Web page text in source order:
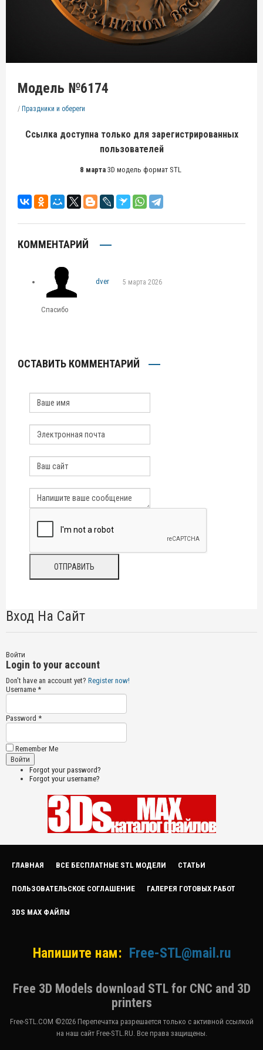
Модель №6174
/ Праздники и обереги
Ссылка доступна только для зарегистрированных
пользователей
8 марта 3D модель формат STL
КОММЕНТАРИЙ
dver 5 марта 2026
Спасибо
ОСТАВИТЬ КОММЕНТАРИЙ
Вход На Сайт
Войти
Login to your account
Don't have an account yet? Register now!
Username *
Password *
Remember Me
Forgot your password?
Forgot your username?
ГЛАВНАЯ ВСЕ БЕСПЛАТНЫЕ STL МОДЕЛИ СТАТЬИ
ПОЛЬЗОВАТЕЛЬСКОЕ СОГЛАШЕНИЕ ГАЛЕРЕЯ ГОТОВЫХ РАБОТ
3DS MAX ФАЙЛЫ
Напишите нам: Free-STL@mail.ru
Free 3D Models download STL for CNC and 3D
printers
Free-STL.COM ©2026 Перепечатка разрешается только с активной ссылкой
на наш сайт Free-STL.RU. Все права защищены.